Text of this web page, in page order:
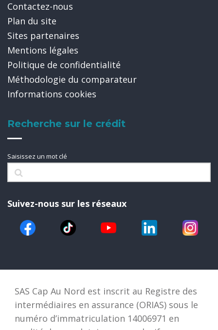
Contactez-nous
Plan du site
Sites partenaires
Mentions légales
Politique de confidentialité
Méthodologie du comparateur
Informations cookies
Recherche sur le crédit
Saisissez un mot clé
Suivez-nous sur les réseaux
SAS Cap Au Nord est inscrit au Registre des
intermédiaires en assurance (ORIAS) sous le
numéro d’immatriculation 14006971 en